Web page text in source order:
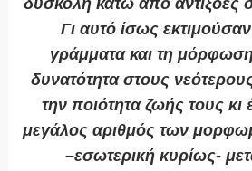
δύσκολη κάτω από αντίξοες
Γι αυτό ίσως εκτιμούσαν
γράμματα και τη
δυνατότητα στους
την ποιότητα ζωής τους κι
μεγάλος αριθμός των
–εσωτερική κυρίως-